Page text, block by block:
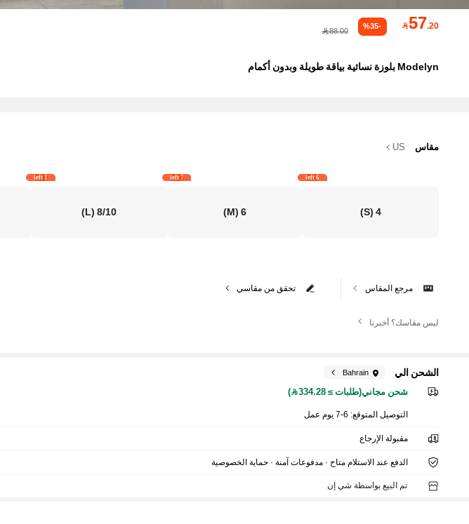
57.20
%35-
88.00
Modelyn بلوزة نسائية بياقة طويلة وبدون أكمام
مقاس US
4
(S)
6 left
6
(M)
7 left
8/10
(L)
1 left
تحقق من مقاسي مرجع المقاس
ليس مقاسك؟ أخبرنا
الشحن الي Bahrain
شحن مجاني(طلبات ≥ 334.28)
التوصيل المتوقع: 6-7 يوم عمل
مقبولة الإرجاع
الدفع عند الاستلام متاح · مدفوعات آمنة · حماية الخصوصية
تم البيع بواسطة شي إن